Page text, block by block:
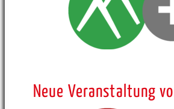
Neue Veranstaltung